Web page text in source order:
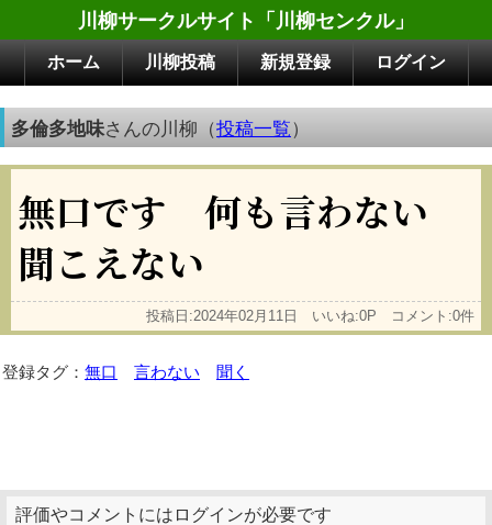
川柳サークルサイト「川柳センクル」
ホーム 川柳投稿 新規登録 ログイン
多倫多地味さんの川柳（投稿一覧）
無口です 何も言わない
聞こえない
投稿日:2024年02月11日 いいね:0P コメント:0件
登録タグ： 無口 言わない 聞く
評価やコメントにはログインが必要です